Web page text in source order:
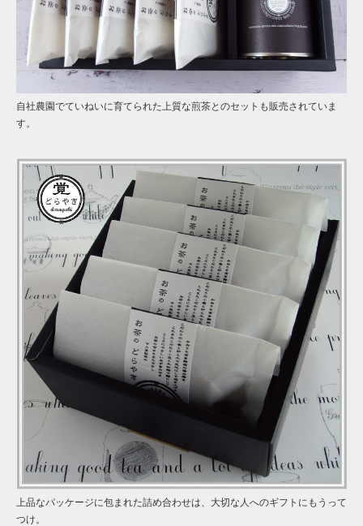
自社農園でていねいに育てられた上質な煎茶とのセットも販売されていま
す。
上品なパッケージに包まれた詰め合わせは、大切な人へのギフトにもうって
つけ。